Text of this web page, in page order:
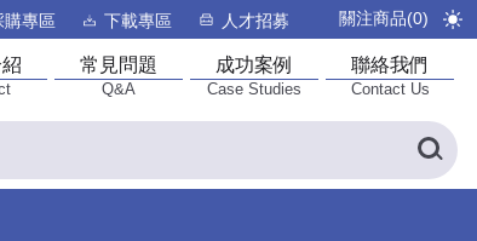
購專區 下載專區 人才招募 關注商品(0)
常見問題
Q&A
成功案例
Case Studies
聯絡我們
Contact Us